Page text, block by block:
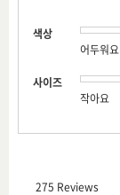
색상
어두워요
사이즈
작아요
275 Reviews